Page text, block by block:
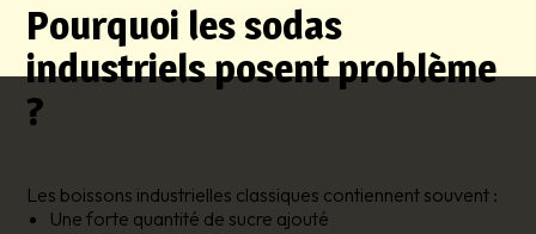
Pourquoi les sodas
industriels posent problème
?
Les boissons industrielles classiques contiennent souvent :
Une forte quantité de sucre ajouté